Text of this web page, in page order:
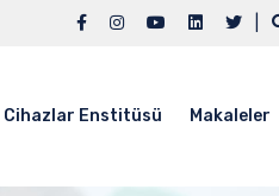
Cihazlar Enstitüsü Makaleler